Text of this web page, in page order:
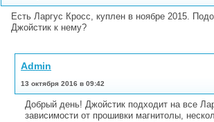
Есть Ларгус Кросс, куплен в ноябре 2015.
Джойстик к нему?
Admin
13 октября 2016 в 09:42
Добрый день! Джойстик подходит на все
зависимости от прошивки магнитолы,